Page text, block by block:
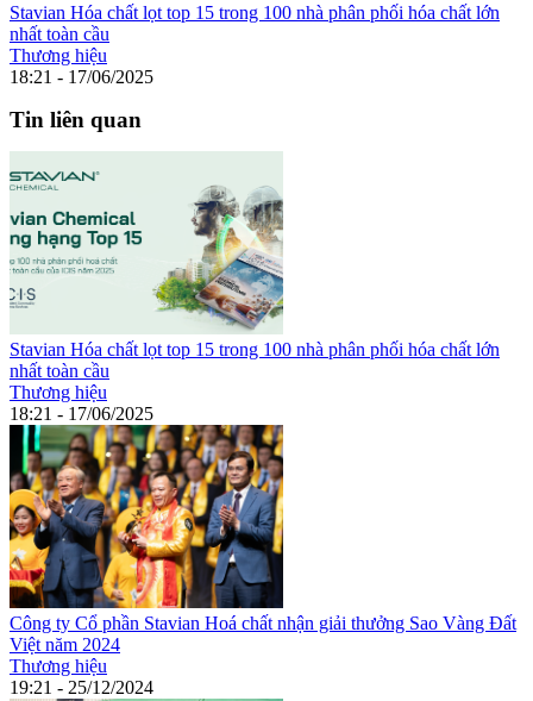
Stavian Hóa chất lọt top 15 trong 100 nhà phân phối hóa chất lớn
nhất toàn cầu
Thương hiệu
18:21 - 17/06/2025
Tin liên quan
Stavian Hóa chất lọt top 15 trong 100 nhà phân phối hóa chất lớn
nhất toàn cầu
Thương hiệu
18:21 - 17/06/2025
Công ty Cổ phần Stavian Hoá chất nhận giải thưởng Sao Vàng Đất
Việt năm 2024
Thương hiệu
19:21 - 25/12/2024